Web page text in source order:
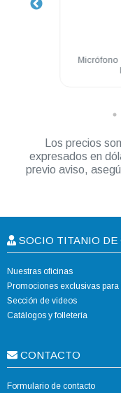
Micrófono
Los precios
expresados en
previo aviso,
SOCIO TITANIO DE
Nuestras oficinas
Promociones exclusivas
Sección de videos
Catálogos y folletería
CONTACTO
Formulario de contacto